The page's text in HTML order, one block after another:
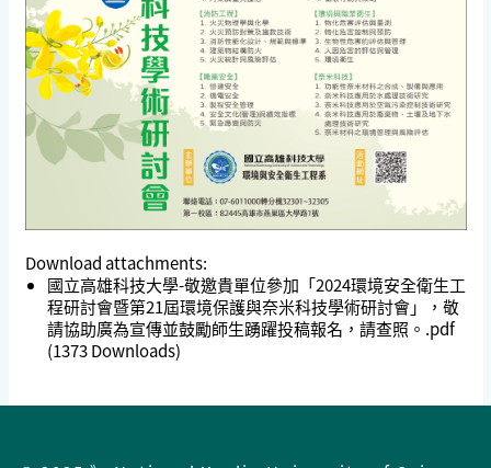
Download attachments:
國立高雄科技大學-敬邀貴單位參加「2024環境安全衛生工
程研討會暨第21屆環境保護與奈米科技學術研討會」，敬
請協助廣為宣傳並鼓勵師生踴躍投稿報名，請查照。.pdf
(1373 Downloads)